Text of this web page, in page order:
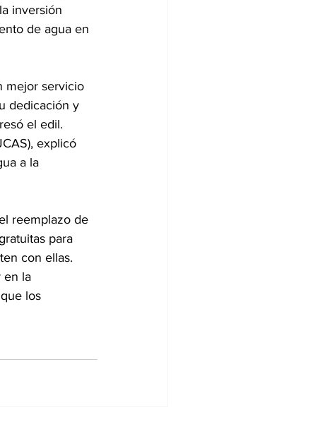
inversión
de agua en
mejor servicio
dedicación y
el edil.
explicó
a la
reemplazo de
para
con ellas.
en la
los